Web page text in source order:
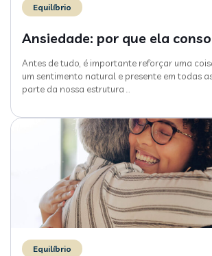
Equilíbrio
Ansiedade: por que ela
Antes de tudo, é importante reforçar uma
um sentimento natural e presente em todas
parte da nossa estrutura
Equilíbrio